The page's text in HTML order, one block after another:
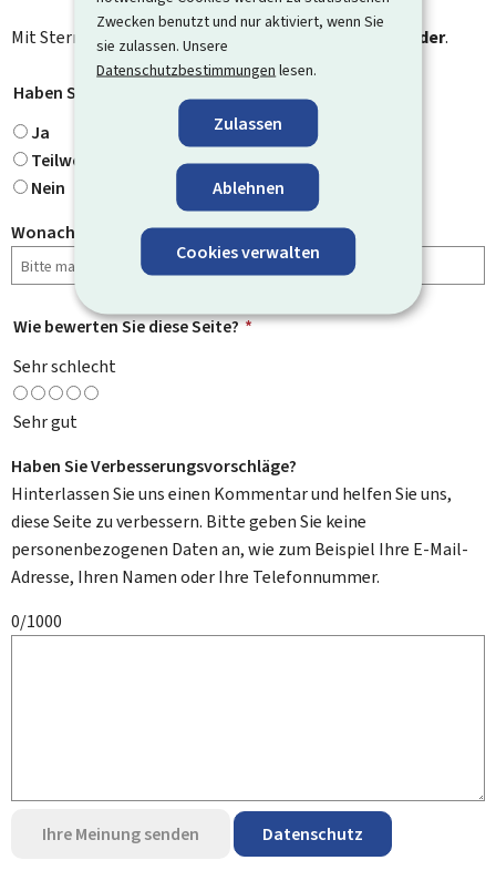
Zwecken benutzt und nur aktiviert, wenn Sie
sie zulassen. Unsere
Datenschutzbestimmungen lesen.
Zulassen
Ablehnen
Cookies verwalten
Mit Stern gekennzeichnete Felder (
Pflichtfelder.
Haben Sie gefunden, wonach Sie gesucht haben?
Ja
Teilweise
Nein
Wonach haben Sie gesucht?
Wie bewerten Sie diese Seite? *
Sehr schlecht
Sehr gut
Haben Sie Verbesserungsvorschläge?
Hinterlassen Sie uns einen Kommentar und helfen Sie uns,
diese Seite zu verbessern. Bitte geben Sie keine
personenbezogenen Daten an, wie zum Beispiel Ihre E-Mail-
Adresse, Ihren Namen oder Ihre Telefonnummer.
0/1000
Ihre Meinung senden Datenschutz